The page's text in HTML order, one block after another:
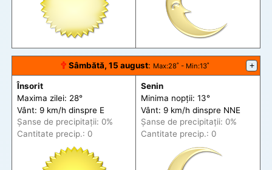
🕆 Sâmbătă, 15 august: Max:28˚ - Min:13˚ +
Însorit
Maxima zilei: 28°
Vânt: 9 km/h dinspre E
Șanse de precipitații: 0%
Cantitate precip.: 0
Senin
Minima nopții: 13°
Vânt: 9 km/h dinspre NNE
Șanse de precipitații: 0%
Cantitate precip.: 0